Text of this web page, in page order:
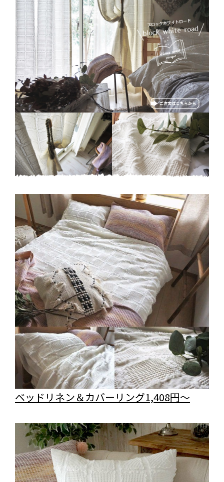
ベッドリネン＆カバーリング1,408円～